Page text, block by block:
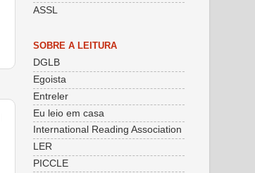
ASSL
SOBRE A LEITURA
DGLB
Egoista
Entreler
Eu leio em casa
International Reading Association
LER
PICCLE